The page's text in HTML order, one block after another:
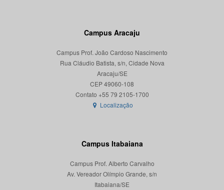
Campus Aracaju
Campus Prof. João Cardoso Nascimento
Rua Cláudio Batista, s/n, Cidade Nova
Aracaju/SE
CEP 49060-108
Localização
Campus Itabaiana
Campus Prof. Alberto Carvalho
Av. Vereador Olímpio Grande, s/n
Itabaiana/SE